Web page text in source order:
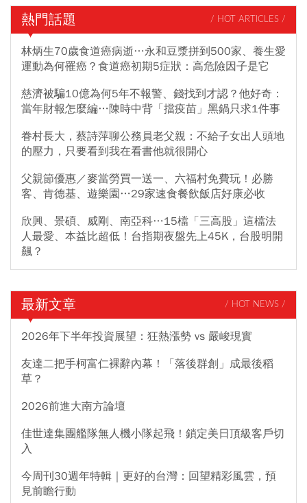
熱門話題 / HOT ARTICLES /
林炳生70歲食道癌病逝…永和豆漿拼到500家、養生愛
運動為何罹癌？食道癌初期5症狀：高危險因子是它
慈濟被騙10億為何5年不報警、錢找到才認？他好奇：
當年財報怎麼編…陳時中背「擋疫苗」黑鍋只求1件事
眷村長大，蔡詩萍聊公務員老父親：不給子女出人頭地
的壓力，只要看到我在看書他就很開心
父親節優惠／麥當勞買一送一、六福村免費玩！必勝
客、肯德基、遊樂園…29家速食餐飲飯店好康必收
欣興、景碩、威剛、南亞科…15檔「三高股」這檔法
人最愛、本益比超低！台指期夜盤先上45K，台股明開
飆？
最新文章 / HOT NEWS /
2026年下半年投資展望：狂熱漲勢 vs 嚴峻現實
友達二把手柯富仁裸辭內幕！「落後群創」成最後稻
草？
2026前進大南方論壇
佳世達集團艦隊無人機小隊起飛！鎖定美日頂級客戶切
入
今周刊30週年特輯｜更好的台灣：回望精彩風雲，預
見前瞻行動